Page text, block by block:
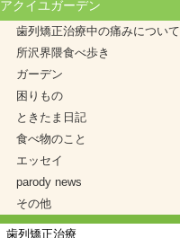
アクイユガーデン
歯列矯正治療中の痛みについて
所沢界隈食べ歩き
ガーデン
困りもの
ときたま日記
食べ物のこと
エッセイ
parody news
その他
歯列矯正治療